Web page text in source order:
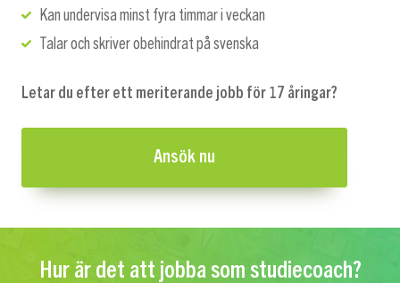
Kan undervisa minst fyra timmar i veckan
Talar och skriver obehindrat på svenska
Letar du efter ett meriterande jobb för 17 åringar?
Ansök nu
Hur är det att jobba som studiecoach?